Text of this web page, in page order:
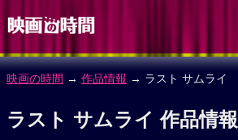
映画の時間 → 作品情報 → ラスト サムライ
ラスト サムライ 作品情報